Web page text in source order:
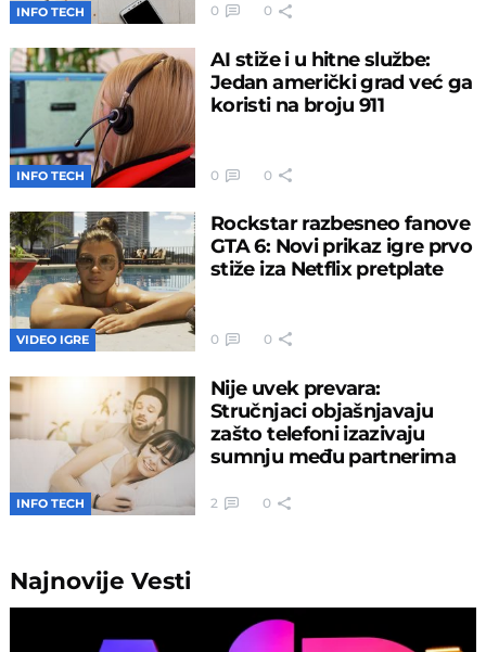
INFO TECH 0 0
INFO TECH
AI stiže i u hitne službe:
Jedan američki grad već ga
koristi na broju 911
0 0
VIDEO IGRE
Rockstar razbesneo fanove
GTA 6: Novi prikaz igre prvo
stiže iza Netflix pretplate
0 0
INFO TECH
Nije uvek prevara:
Stručnjaci objašnjavaju
zašto telefoni izazivaju
sumnju među partnerima
2 0
NajnovijeVesti